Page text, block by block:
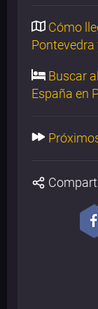
Cómo
Pontevedra
Buscar
España en